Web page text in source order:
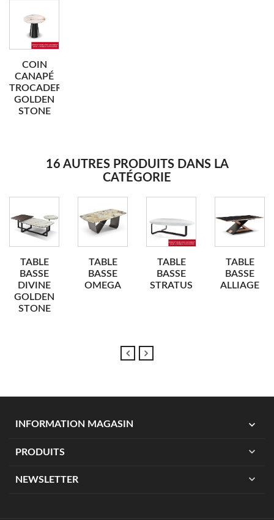
COIN
CANAPÉ
TROCADERO
GOLDEN
STONE
16 AUTRES PRODUITS DANS LA
CATÉGORIE
TABLE
BASSE
DIVINE
GOLDEN
STONE
TABLE
BASSE
OMEGA
TABLE
BASSE
STRATUS
TABLE
BASSE
ALLIAGE
INFORMATION MAGASIN expand_more
PRODUITS expand_more
NEWSLETTER expand_more